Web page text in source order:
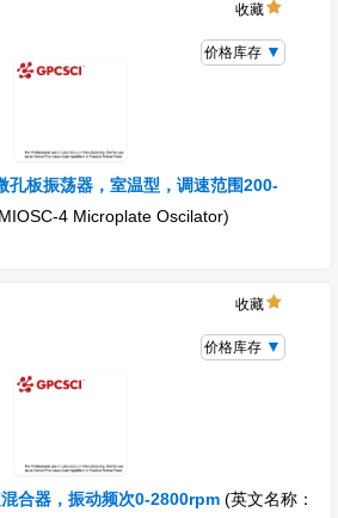
孔板振荡器，室温型，调速范围200-
4 Microplate Oscilator)
收藏
价格库存
合器，振动频次0-2800rpm (英文名称：
收藏
价格库存